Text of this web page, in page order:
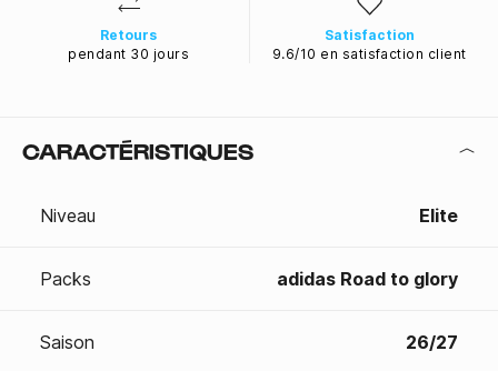
Retours
pendant 30 jours
Satisfaction
9.6/10 en satisfaction client
CARACTÉRISTIQUES
Niveau Elite
Packs adidas Road to glory
Saison 26/27